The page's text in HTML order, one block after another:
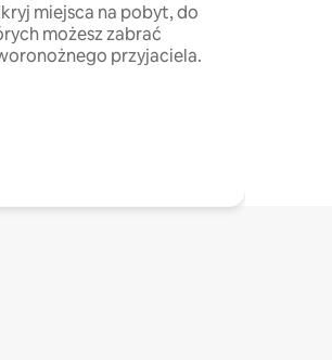
miejsca na pobyt, do
możesz zabrać
przyjaciela.